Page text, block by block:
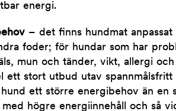
energi.
– det finns hundmat
foder; för hundar som har
mun och tänder, vikt, allergi
ett stort utbud utav spannmålsfritt
ett större energibehov än en
högre energiinnehåll och så